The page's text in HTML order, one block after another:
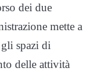
dei due
mette a
spazi di
delle attività